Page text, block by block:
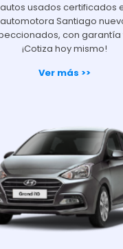
usados certificados
Santiago
con garantía
¡Cotiza hoy mismo!
Ver más >>